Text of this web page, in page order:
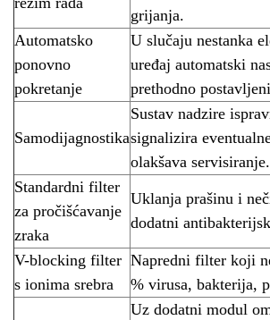
grijanja.
Automatsko
ponovno
pokretanje
U slučaju nestanka
uređaj automatski
prethodno
Samodijagnostika
Sustav nadzire
signalizira
olakšava servisiranje.
Standardni filter
za pročišćavanje
zraka
Uklanja prašinu i
dodatni
V-blocking filter
s ionima srebra
Napredni filter koji
% virusa, bakterija,
Uz dodatni modul